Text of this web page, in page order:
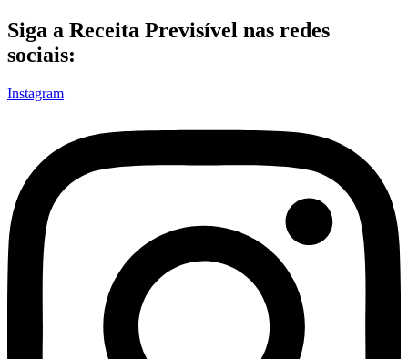
Siga a Receita Previsível nas redes
sociais:
Instagram